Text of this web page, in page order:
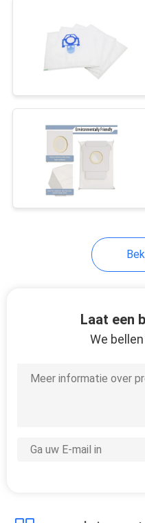
De Filter
bouffant
Laat een
We